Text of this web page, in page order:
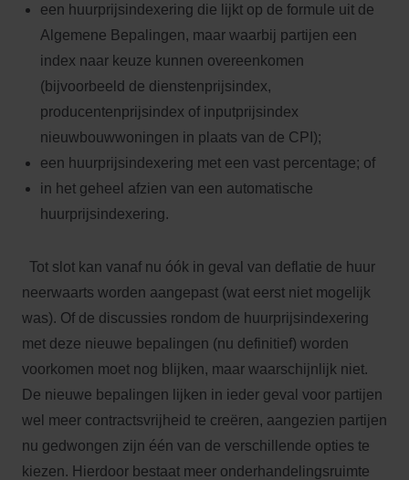
een huurprijsindexering die lijkt op de formule uit de
Algemene Bepalingen, maar waarbij partijen een
index naar keuze kunnen overeenkomen
(bijvoorbeeld de dienstenprijsindex,
producentenprijsindex of inputprijsindex
nieuwbouwwoningen in plaats van de CPI);
een huurprijsindexering met een vast percentage; of
in het geheel afzien van een automatische
huurprijsindexering.
Tot slot kan vanaf nu óók in geval van deflatie de huur
neerwaarts worden aangepast (wat eerst niet mogelijk
was). Of de discussies rondom de huurprijsindexering
met deze nieuwe bepalingen (nu definitief) worden
voorkomen moet nog blijken, maar waarschijnlijk niet.
De nieuwe bepalingen lijken in ieder geval voor partijen
wel meer contractsvrijheid te creëren, aangezien partijen
nu gedwongen zijn één van de verschillende opties te
kiezen. Hierdoor bestaat meer onderhandelingsruimte